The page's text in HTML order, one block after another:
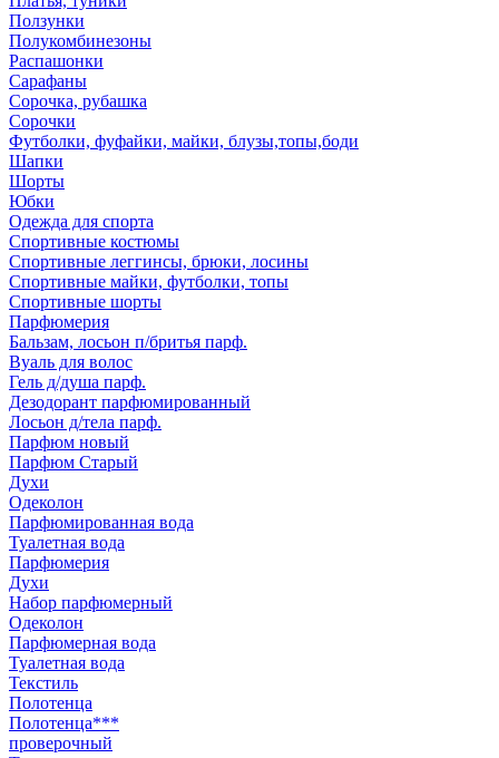
Ползунки
Полукомбинезоны
Распашонки
Сарафаны
Сорочка, рубашка
Сорочки
Футболки, фуфайки, майки, блузы,топы,боди
Шапки
Шорты
Юбки
Одежда для спорта
Спортивные костюмы
Спортивные леггинсы, брюки, лосины
Спортивные майки, футболки, топы
Спортивные шорты
Парфюмерия
Бальзам, лосьон п/бритья парф.
Вуаль для волос
Гель д/душа парф.
Дезодорант парфюмированный
Лосьон д/тела парф.
Парфюм новый
Парфюм Старый
Духи
Одеколон
Парфюмированная вода
Туалетная вода
Парфюмерия
Духи
Набор парфюмерный
Одеколон
Парфюмерная вода
Туалетная вода
Текстиль
Полотенца
Полотенца***
проверочный